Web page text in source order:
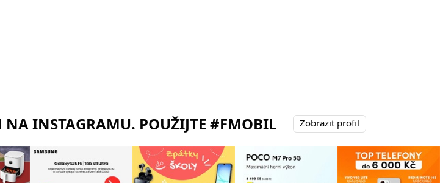
NA INSTAGRAMU. POUŽIJTE #FMOBIL Zobrazit profil